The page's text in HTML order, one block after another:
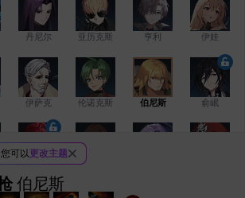
丹尼尔 亚历克斯 亨利 伊娃
伊萨克 伦诺克斯 伯尼斯 俞岷
克雷弗
伯尼斯
您可以更改主题